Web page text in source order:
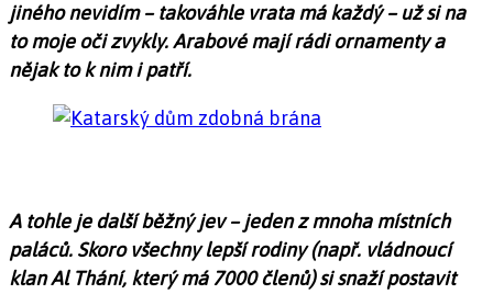
jiného nevidím – takováhle vrata má každý – už si na
to moje oči zvykly. Arabové mají rádi ornamenty a
nějak to k nim i patří.
A tohle je další běžný jev – jeden z mnoha místních
paláců. Skoro všechny lepší rodiny (např. vládnoucí
klan Al Thání, který má 7000 členů) si snaží postavit